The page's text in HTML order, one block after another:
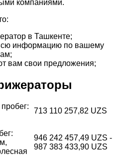
компаниями.
в Ташкенте;
информацию по вашему
вам свои предложения;
713 110 257,82 UZS
946 242 457,49 UZS -
987 383 433,90 UZS